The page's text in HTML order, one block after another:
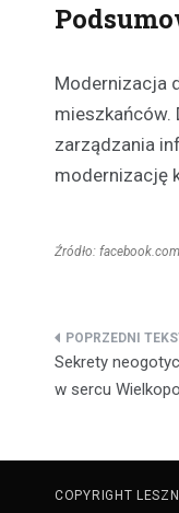
Modernizacja
mieszkańców.
zarządzania
modernizację
Źródło:
wpisu
Sekrety
w sercu
COPYRIGHT